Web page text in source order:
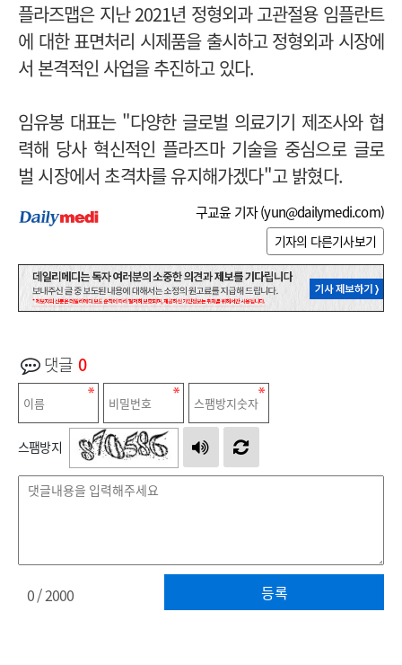
플라즈맵은 지난 2021년 정형외과 고관절용 임플란트
에 대한 표면처리 시제품을 출시하고 정형외과 시장에
서 본격적인 사업을 추진하고 있다.
임유봉 대표는 "다양한 글로벌 의료기기 제조사와 협
력해 당사 혁신적인 플라즈마 기술을 중심으로 글로
벌 시장에서 초격차를 유지해가겠다"고 밝혔다.
구교윤 기자 (yun@dailymedi.com)
기자의 다른기사보기
댓글 0
스팸방지
등록
0/ 2000